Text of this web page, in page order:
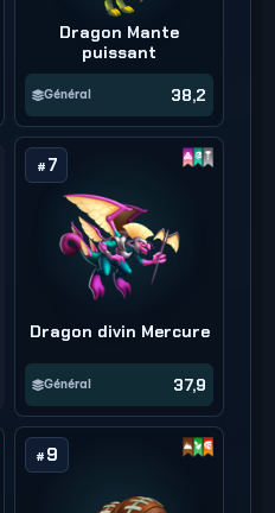
Dragon Mante
puissant
Général 38,2
# 7
Dragon divin Mercure
Général 37,9
# 9